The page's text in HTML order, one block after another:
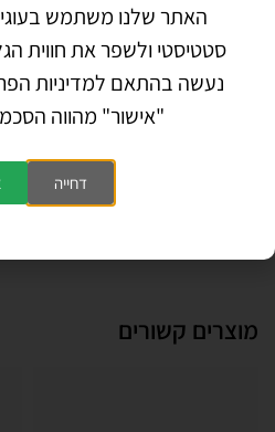
מוצרים קשורים
האתר שלנו משתמש
סטטיסטי ולשפר את חווית
נעשה בהתאם למדיניות
"אישור" מהווה
דחייה